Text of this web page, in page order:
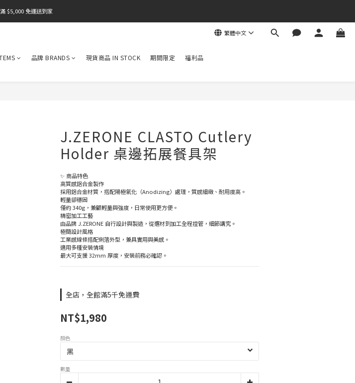
$5,000 免運送到家
$5,000 免運送到家
繁體中文
品牌 BRANDS 現貨商品 IN STOCK 期間限定 福利品
J.ZERONE CLASTO Cutlery
Holder 桌邊拓展餐具架
✨ 商品特色
高質感鋁合金製作
採用鋁合金材質，搭配陽極氧化（Anodizing）處理，質感細緻、耐用度高。
輕量卻穩固
僅約 340g，兼顧輕量與強度，日常使用更方便。
精密加工工藝
由品牌 J.ZERONE 自行設計與製造，從選材到加工全程控管，細節講究。
極簡設計風格
工業感線條搭配俐落外型，兼具實用與美感。
適用多種安裝情境
最大可支援 32mm 厚度，安裝前務必確認。
全店，全館滿5千免運費
NT$1,980
顏色
數量